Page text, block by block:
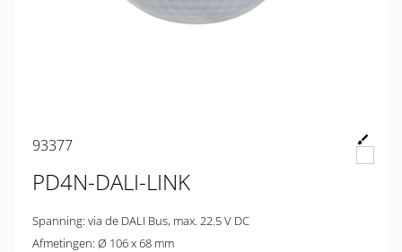
93377
PD4N-DALI-LINK
Spanning: via de DALI Bus, max. 22.5 V DC
Afmetingen: Ø 106 x 68 mm